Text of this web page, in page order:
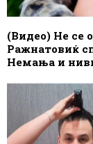
(Видео) Не се
Ражнатовиќ
Немања и